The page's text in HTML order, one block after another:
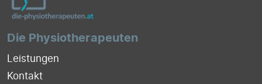
Die Physiotherapeuten
Leistungen
Kontakt